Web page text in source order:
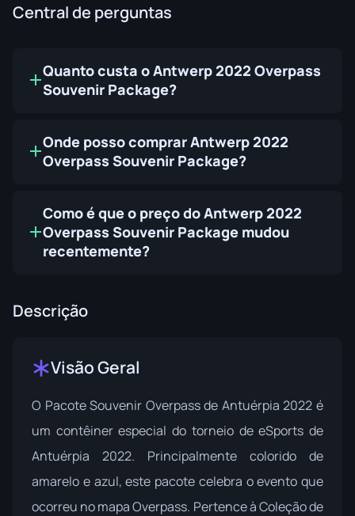
Central de perguntas
Quanto custa o Antwerp 2022 Overpass
Souvenir Package?
Onde posso comprar Antwerp 2022
Overpass Souvenir Package?
Como é que o preço do Antwerp 2022
Overpass Souvenir Package mudou
recentemente?
Descrição
Visão Geral
O Pacote Souvenir Overpass de Antuérpia 2022 é
um contêiner especial do torneio de eSports de
Antuérpia 2022. Principalmente colorido de
amarelo e azul, este pacote celebra o evento que
ocorreu no mapa Overpass. Pertence àColeção de